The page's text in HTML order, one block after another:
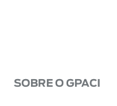
SOBRE O GPACI